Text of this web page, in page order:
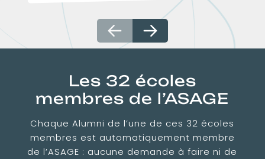
Les 32 écoles
membres de l’ASAGE
Chaque Alumni de l’une de ces 32 écoles
membres est automatiquement membre
de l’ASAGE : aucune demande à faire ni de